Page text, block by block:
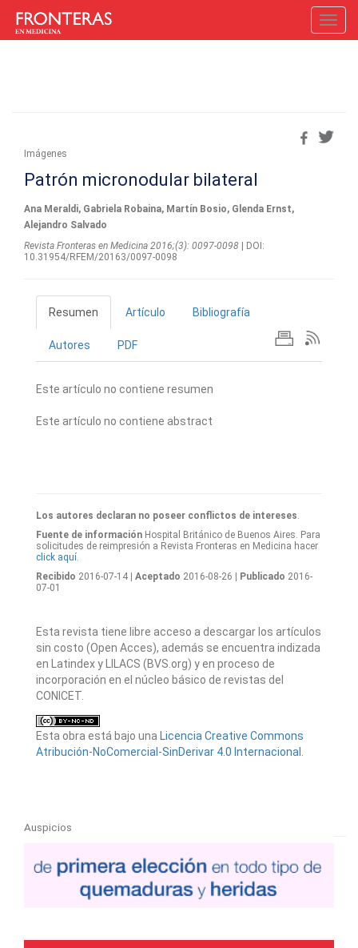
Imágenes
Patrón micronodular bilateral
Ana Meraldi, Gabriela Robaina, Martín Bosio, Glenda Ernst,
Alejandro Salvado
Revista Fronteras en Medicina 2016;(3): 0097-0098 | DOI:
10.31954/RFEM/20163/0097-0098
Resumen Artículo Bibliografía
Autores PDF
Este artículo no contiene resumen
Este artículo no contiene abstract
Los autores declaran no poseer conflictos de intereses.
Fuente de información Hospital Británico de Buenos Aires. Para
solicitudes de reimpresión a Revista Fronteras en Medicina hacer
click aquí.
Recibido 2016-07-14 | Aceptado 2016-08-26 | Publicado 2016-
07-01
Esta revista tiene libre acceso a descargar los artículos
sin costo (Open Acces), además se encuentra indizada
en Latindex y LILACS (BVS.org) y en proceso de
incorporación en el núcleo básico de revistas del
CONICET.
Esta obra está bajo una Licencia Creative Commons
Atribución-NoComercial-SinDerivar 4.0 Internacional
Auspicios